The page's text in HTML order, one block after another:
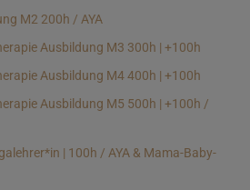
M2 200h / AYA
Ausbildung M3 300h | +100h
Ausbildung M4 400h | +100h
Ausbildung M5 500h | +100h /
| 100h / AYA & Mama-Baby-